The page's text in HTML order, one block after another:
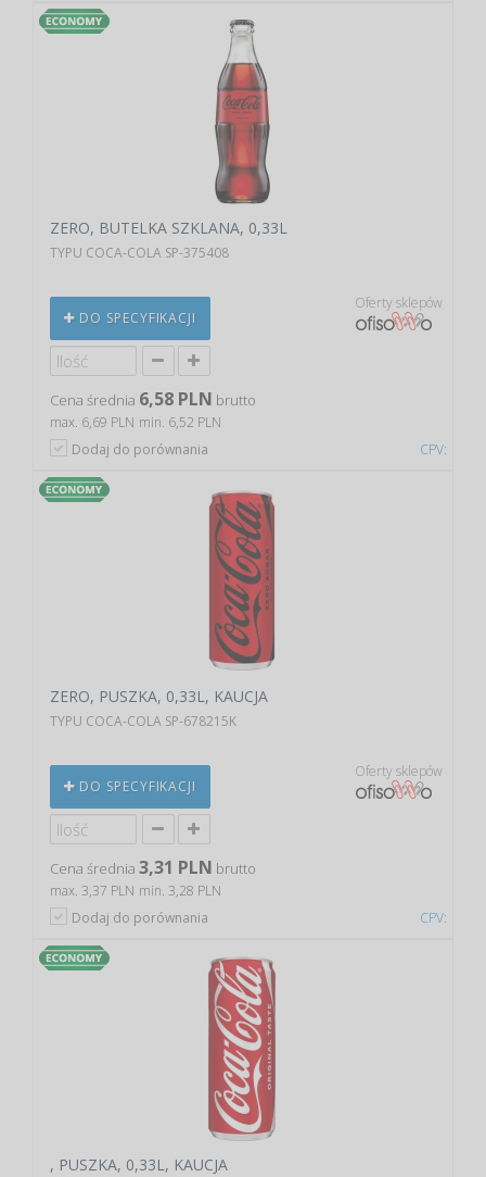
CPV:
ZERO, BUTELKA SZKLANA, 0,33L
TYPU COCA-COLA SP-375408
DO SPECYFIKACJI
Oferty sklepów
Cena średnia 6,58 PLN brutto
max. 6,69 PLN min. 6,52 PLN
Dodaj do porównania
CPV:
ZERO, PUSZKA, 0,33L, KAUCJA
TYPU COCA-COLA SP-678215K
DO SPECYFIKACJI
Oferty sklepów
Cena średnia 3,31 PLN brutto
max. 3,37 PLN min. 3,28 PLN
Dodaj do porównania
, PUSZKA, 0,33L, KAUCJA